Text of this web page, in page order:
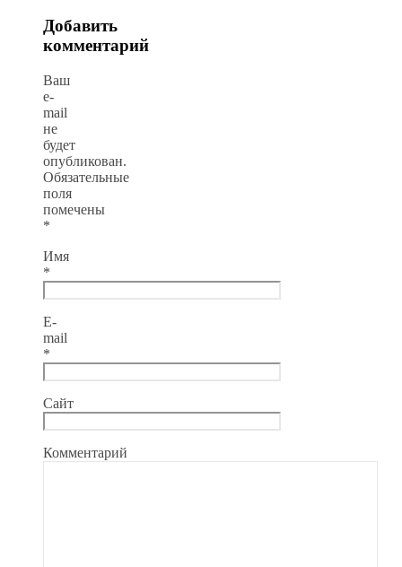
Добавить
комментарий
Ваш
e-
mail
не
будет
опубликован.
Обязательные
поля
помечены
*
Имя
*
E-
mail
*
Сайт
Комментарий